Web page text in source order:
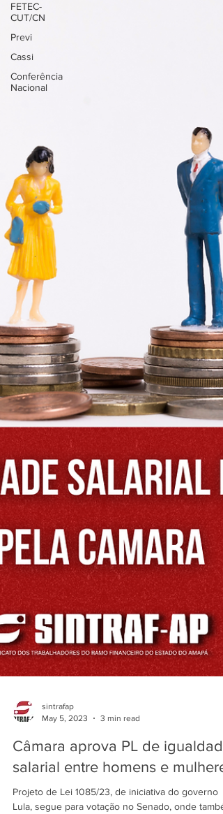
FETEC-
CUT/CN
Previ
Cassi
Conferência
Nacional
sintrafap
May 5, 2023
salarial entre homens e